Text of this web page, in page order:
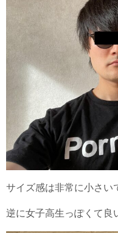
サイズ感は非常に小さい
逆に女子高生っぽくて良